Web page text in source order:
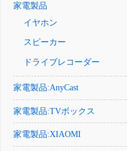
家電製品
イヤホン
スピーカー
ドライブレコーダー
家電製品:AnyCast
家電製品:TVボックス
家電製品:XIAOMI